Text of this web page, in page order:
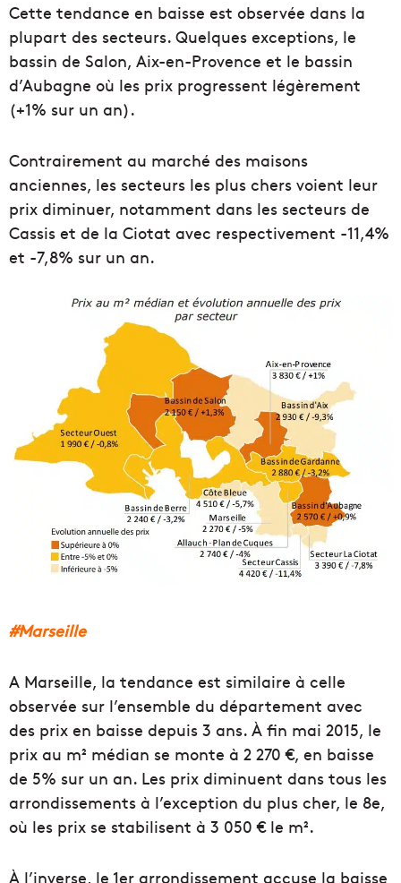
Cette tendance en baisse est observée dans la
plupart des secteurs. Quelques exceptions, le
bassin de Salon, Aix-en-Provence et le bassin
d’Aubagne où les prix progressent légèrement
(+1% sur un an).
Contrairement au marché des maisons
anciennes, les secteurs les plus chers voient leur
prix diminuer, notamment dans les secteurs de
Cassis et de la Ciotat avec respectivement -11,4%
et -7,8% sur un an.
#Marseille
A Marseille, la tendance est similaire à celle
observée sur l’ensemble du département avec
des prix en baisse depuis 3 ans. À fin mai 2015, le
prix au m² médian se monte à 2 270 €, en baisse
de 5% sur un an. Les prix diminuent dans tous les
arrondissements à l’exception du plus cher, le 8e,
où les prix se stabilisent à 3 050 € le m².
À l’inverse, le 1er arrondissement accuse la baisse